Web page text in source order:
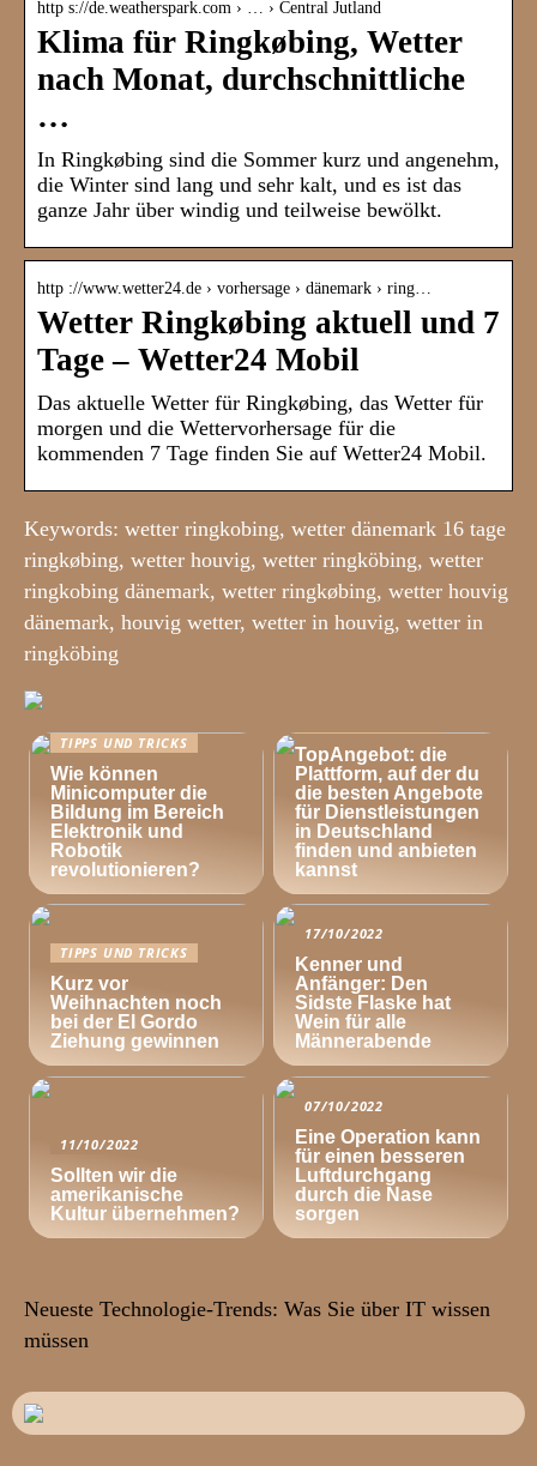
http s://de.weatherspark.com › … › Central Jutland
Klima für Ringkøbing, Wetter
nach Monat, durchschnittliche
…
In Ringkøbing sind die Sommer kurz und angenehm,
die Winter sind lang und sehr kalt, und es ist das
ganze Jahr über windig und teilweise bewölkt.
http ://www.wetter24.de › vorhersage › dänemark › ring…
Wetter Ringkøbing aktuell und 7
Tage – Wetter24 Mobil
Das aktuelle Wetter für Ringkøbing, das Wetter für
morgen und die Wettervorhersage für die
kommenden 7 Tage finden Sie auf Wetter24 Mobil.
Keywords: wetter ringkobing, wetter dänemark 16 tage
ringkøbing, wetter houvig, wetter ringköbing, wetter
ringkobing dänemark, wetter ringkøbing, wetter houvig
dänemark, houvig wetter, wetter in houvig, wetter in
ringköbing
TIPPS UND TRICKS
Wie können
Minicomputer die
Bildung im Bereich
Elektronik und
Robotik
revolutionieren?
TopAngebot: die
Plattform, auf der du
die besten Angebote
für Dienstleistungen
in Deutschland
finden und anbieten
kannst
TIPPS UND TRICKS
Kurz vor
Weihnachten noch
bei der El Gordo
Ziehung gewinnen
17/10/2022
Kenner und
Anfänger: Den
Sidste Flaske hat
Wein für alle
Männerabende
11/10/2022
Sollten wir die
amerikanische
Kultur übernehmen?
07/10/2022
Eine Operation kann
für einen besseren
Luftdurchgang
durch die Nase
sorgen
Neueste Technologie-Trends: Was Sie über IT wissen
müssen